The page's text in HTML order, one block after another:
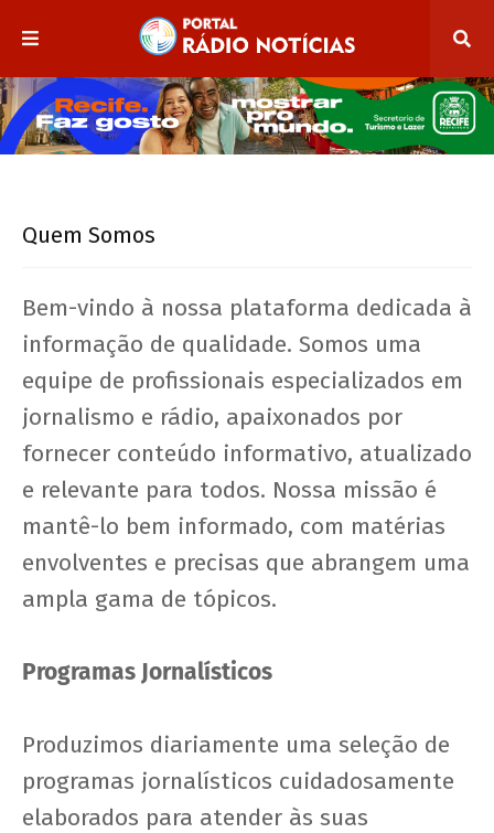
Quem Somos
Bem-vindo à nossa plataforma dedicada à
informação de qualidade. Somos uma
equipe de profissionais especializados em
jornalismo e rádio, apaixonados por
fornecer conteúdo informativo, atualizado
e relevante para todos. Nossa missão é
mantê-lo bem informado, com matérias
envolventes e precisas que abrangem uma
ampla gama de tópicos.
Programas Jornalísticos
Produzimos diariamente uma seleção de
programas jornalísticos cuidadosamente
elaborados para atender às suas